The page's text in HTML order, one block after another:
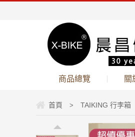
商品總覽 關
首頁 > TAIKING 行李箱